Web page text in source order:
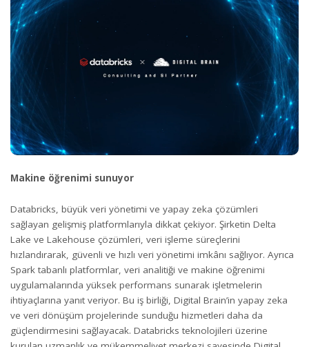
Makine öğrenimi sunuyor
Databricks, büyük veri yönetimi ve yapay zeka çözümleri
sağlayan gelişmiş platformlarıyla dikkat çekiyor. Şirketin Delta
Lake ve Lakehouse çözümleri, veri işleme süreçlerini
hızlandırarak, güvenli ve hızlı veri yönetimi imkânı sağlıyor. Ayrıca
Spark tabanlı platformlar, veri analitiği ve makine öğrenimi
uygulamalarında yüksek performans sunarak işletmelerin
ihtiyaçlarına yanıt veriyor. Bu iş birliği, Digital Brain’in yapay zeka
ve veri dönüşüm projelerinde sunduğu hizmetleri daha da
güçlendirmesini sağlayacak. Databricks teknolojileri üzerine